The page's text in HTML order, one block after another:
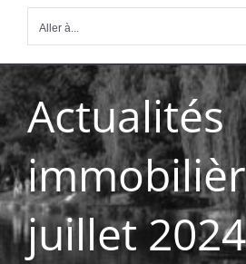
Aller à...
Actualités
juillet 2024